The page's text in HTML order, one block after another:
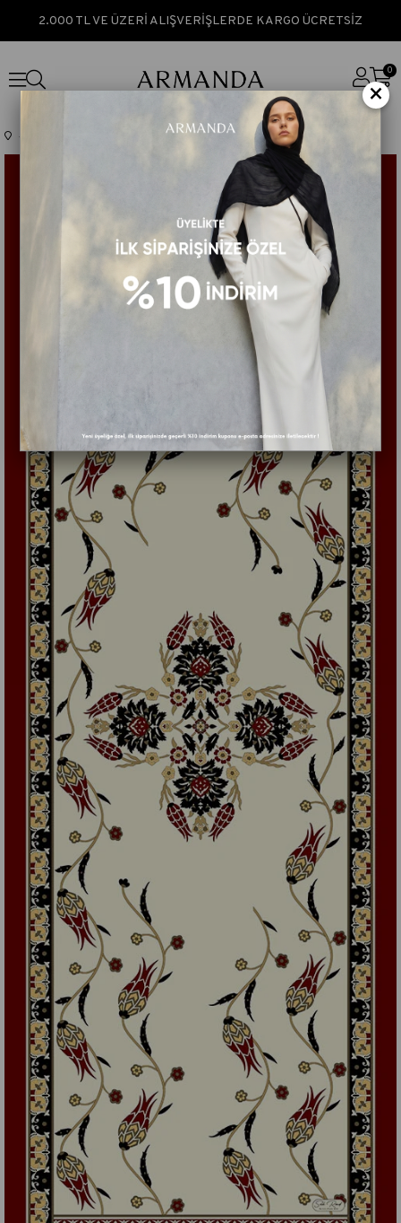
2.000 TL VE ÜZERİ ALIŞVERİŞLERDE KARGO ÜCRETSİZ
0
Anasayfa SAZ YOLU SATEN İPEK FULAR - BORDO
×